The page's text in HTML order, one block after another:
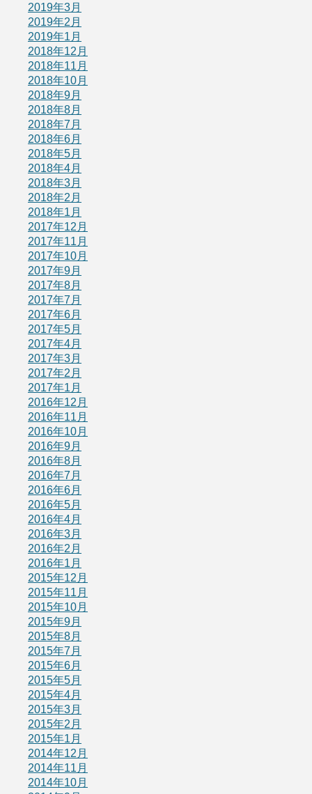
2019年3月
2019年2月
2019年1月
2018年12月
2018年11月
2018年10月
2018年9月
2018年8月
2018年7月
2018年6月
2018年5月
2018年4月
2018年3月
2018年2月
2018年1月
2017年12月
2017年11月
2017年10月
2017年9月
2017年8月
2017年7月
2017年6月
2017年5月
2017年4月
2017年3月
2017年2月
2017年1月
2016年12月
2016年11月
2016年10月
2016年9月
2016年8月
2016年7月
2016年6月
2016年5月
2016年4月
2016年3月
2016年2月
2016年1月
2015年12月
2015年11月
2015年10月
2015年9月
2015年8月
2015年7月
2015年6月
2015年5月
2015年4月
2015年3月
2015年2月
2015年1月
2014年12月
2014年11月
2014年10月